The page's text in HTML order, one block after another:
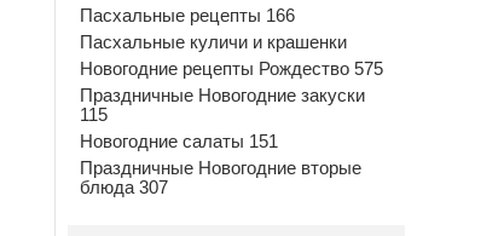
Пасхальные рецепты 166
Пасхальные куличи и крашенки
Новогодние рецепты Рождество 575
Праздничные Новогодние закуски
115
Новогодние салаты 151
Праздничные Новогодние вторые
блюда 307